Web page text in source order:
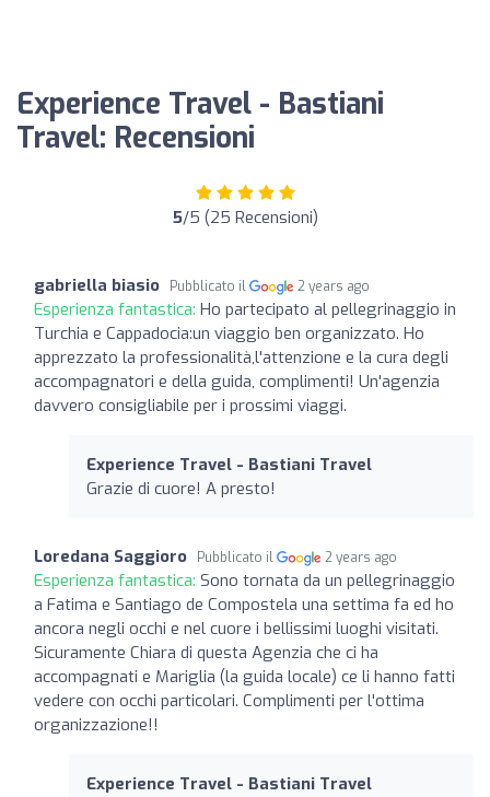
Experience Travel - Bastiani
Travel: Recensioni
5/5 (25 Recensioni)
gabriella biasio Pubblicato il 2 years ago
Esperienza fantastica: Ho partecipato al pellegrinaggio in
Turchia e Cappadocia:un viaggio ben organizzato. Ho
apprezzato la professionalità,l'attenzione e la cura degli
accompagnatori e della guida, complimenti! Un'agenzia
davvero consigliabile per i prossimi viaggi.
Experience Travel - Bastiani Travel
Grazie di cuore! A presto!
Loredana Saggioro Pubblicato il 2 years ago
Esperienza fantastica: Sono tornata da un pellegrinaggio
a Fatima e Santiago de Compostela una settima fa ed ho
ancora negli occhi e nel cuore i bellissimi luoghi visitati.
Sicuramente Chiara di questa Agenzia che ci ha
accompagnati e Mariglia (la guida locale) ce li hanno fatti
vedere con occhi particolari. Complimenti per l'ottima
organizzazione!!
Experience Travel - Bastiani Travel